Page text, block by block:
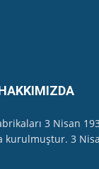
3 Nisan
kurulmuştur. 3